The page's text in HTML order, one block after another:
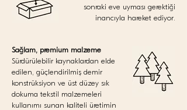
sonraki eve uyması gerektiği
inancıyla hareket ediyor.
Sağlam, premium malzeme
Sürdürülebilir kaynaklardan elde
edilen, güçlendirilmiş demir
konstrüksiyon ve üst düzey sık
dokuma tekstil malzemeleri
kullanımı sunan kaliteli üretimin